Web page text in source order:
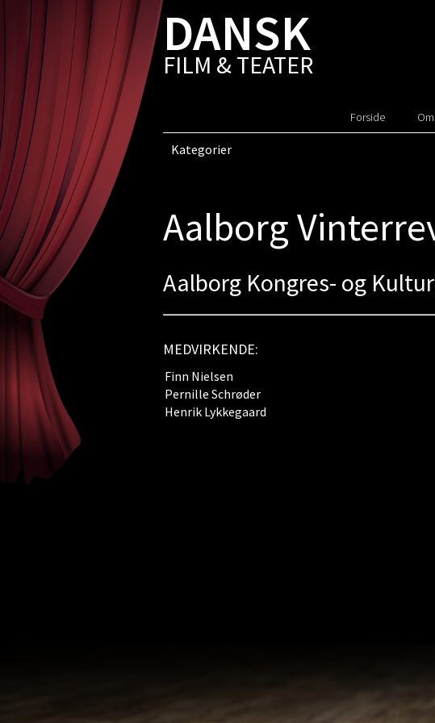
DANSK
FILM & TEATER
Forside
Kategorier
Aalborg
Aalborg Kongres- og
MEDVIRKENDE:
Finn Nielsen
Pernille Schrøder
Henrik Lykkegaard